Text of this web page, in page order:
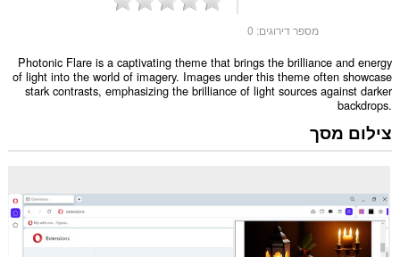
מספר דירוגים: 0
Photonic Flare is a captivating theme that brings the brilliance and energy
of light into the world of imagery. Images under this theme often showcase
stark contrasts, emphasizing the brilliance of light sources against darker
backdrops.
צילום מסך